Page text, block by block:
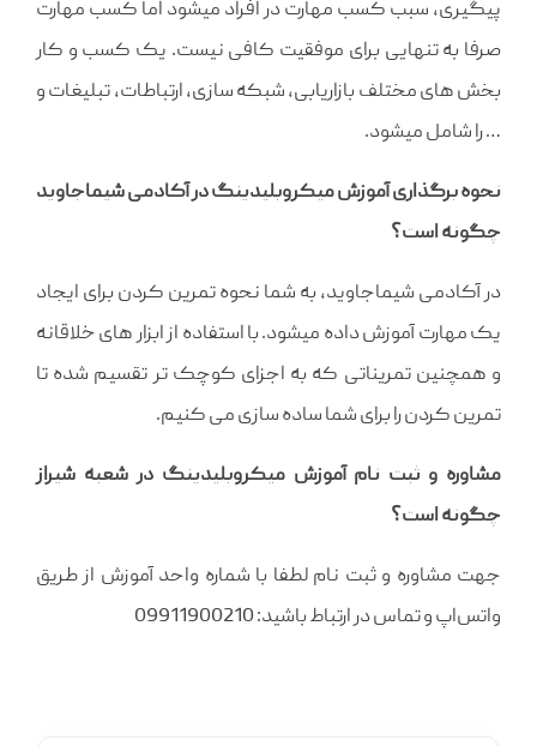
پیگیری، سبب کسب مهارت در افراد میشود اما کسب مهارت
صرفا به تنهایی برای موفقیت کافی نیست. یک کسب و کار
بخش های مختلف بازاریابی، شبکه سازی، ارتباطات، تبلیغات و
… را شامل میشود.
نحوه برگذاری آموزش میکروبلیدینگ در آکادمی شیماجاوید
چگونه است؟
در آکادمی شیماجاوید، به شما نحوه تمرین کردن برای ایجاد
یک مهارت آموزش داده میشود. با استفاده از ابزار های خلاقانه
و همچنین تمریناتی که به اجزای کوچک تر تقسیم شده تا
تمرین کردن را برای شما ساده سازی می کنیم.
مشاوره و ثبت نام آموزش میکروبلیدینگ در شعبه شیراز
چگونه است؟
جهت مشاوره و ثبت نام لطفا با شماره واحد آموزش از طریق
واتس‌اپ و تماس در ارتباط باشید: 09911900210